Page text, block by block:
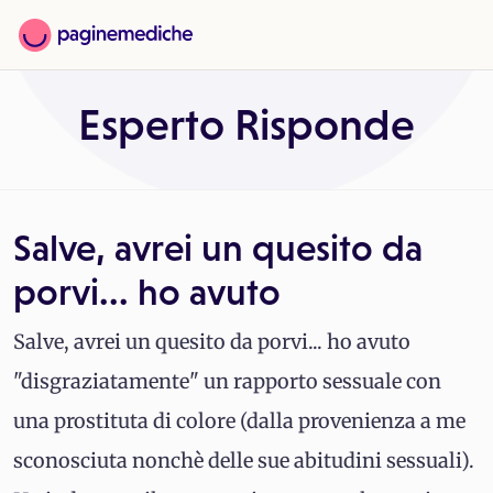
Esperto Risponde
Salve, avrei un quesito da
porvi... ho avuto
Salve, avrei un quesito da porvi... ho avuto
"disgraziatamente" un rapporto sessuale con
una prostituta di colore (dalla provenienza a me
sconosciuta nonchè delle sue abitudini sessuali).